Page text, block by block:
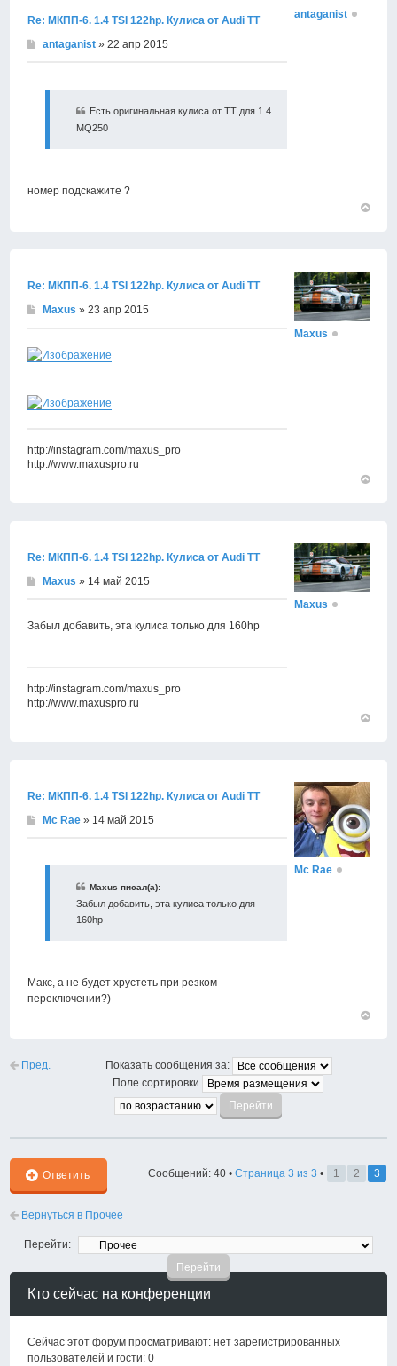
Re: МКПП-6. 1.4 TSI 122hp. Кулиса от Audi TT
antaganist » 22 апр 2015
Есть оригинальная кулиса от ТТ для 1.4
MQ250
номер подскажите ?
antaganist
Re: МКПП-6. 1.4 TSI 122hp. Кулиса от Audi TT
Maxus » 23 апр 2015
http://instagram.com/maxus_pro
http://www.maxuspro.ru
Maxus
Re: МКПП-6. 1.4 TSI 122hp. Кулиса от Audi TT
Maxus » 14 май 2015
Забыл добавить, эта кулиса только для 160hp
http://instagram.com/maxus_pro
http://www.maxuspro.ru
Maxus
Re: МКПП-6. 1.4 TSI 122hp. Кулиса от Audi TT
Mc Rae » 14 май 2015
Maxus писал(а):
Забыл добавить, эта кулиса только для
160hp
Макс, а не будет хрустеть при резком
переключении?)
Mc Rae
Пред.
Показать сообщения за:
Поле сортировки
Ответить Сообщений: 40 • Страница 3 из 3 • 1 2 3
Вернуться в Прочее
Перейти:
Кто сейчас на конференции
Сейчас этот форум просматривают: нет зарегистрированных
пользователей и гости: 0